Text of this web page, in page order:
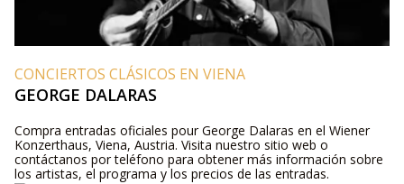
CONCIERTOS CLÁSICOS EN VIENA
GEORGE DALARAS
Compra entradas oficiales pour George Dalaras en el Wiener
Konzerthaus, Viena, Austria. Visita nuestro sitio web o
contáctanos por teléfono para obtener más información sobre
los artistas, el programa y los precios de las entradas.